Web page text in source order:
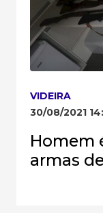
VIDEIRA
30/08/2021
Homem
armas